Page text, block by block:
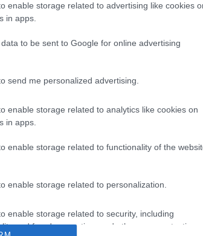
enable storage related to advertising like cookies
in apps.
to be sent to Google for online advertising
send me personalized advertising.
enable storage related to analytics like cookies on
in apps.
enable storage related to functionality of the
enable storage related to personalization.
enable storage related to security, including
and fraud prevention, and other user protection.
HATÁROZAT